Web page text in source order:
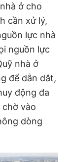
ở cho
cần xử lý,
lực nhà
nguồn lực
nhà ở
để dẫn dắt,
động đa
vào
dòng